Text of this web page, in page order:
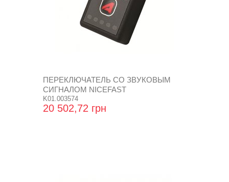
ПЕРЕКЛЮЧАТЕЛЬ СО ЗВУКОВЫМ
СИГНАЛОМ NICEFAST
K01.003574
20 502,72 грн